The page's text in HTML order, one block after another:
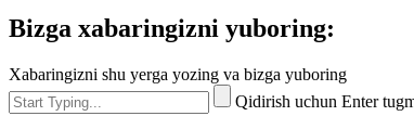
Bizga xabaringizni yuboring:
Xabaringizni shu yerga yozing va bizga yuboring
Qidirish uchun Enter